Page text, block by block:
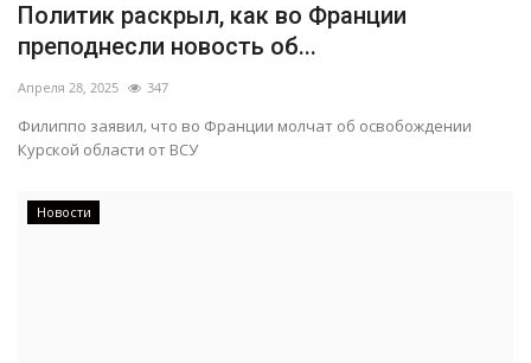
Политик раскрыл, как во Франции
преподнесли новость об...
Апреля 28, 2025 347
Филиппо заявил, что во Франции молчат об освобождении
Курской области от ВСУ
Новости